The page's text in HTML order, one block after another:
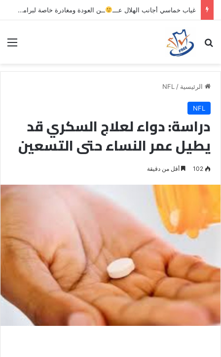
غياب خماسي أجانب الهلال عـــ ــن العودة ومغادرة خاصة لبرامج الاستشفاء والتأهيل
بحث عن
الرئيسية /
NFL
NFL
دراسة: دواء لعلاج السكري قد
يطيل عمر النساء حتى التسعين
102 أقل من دقيقة